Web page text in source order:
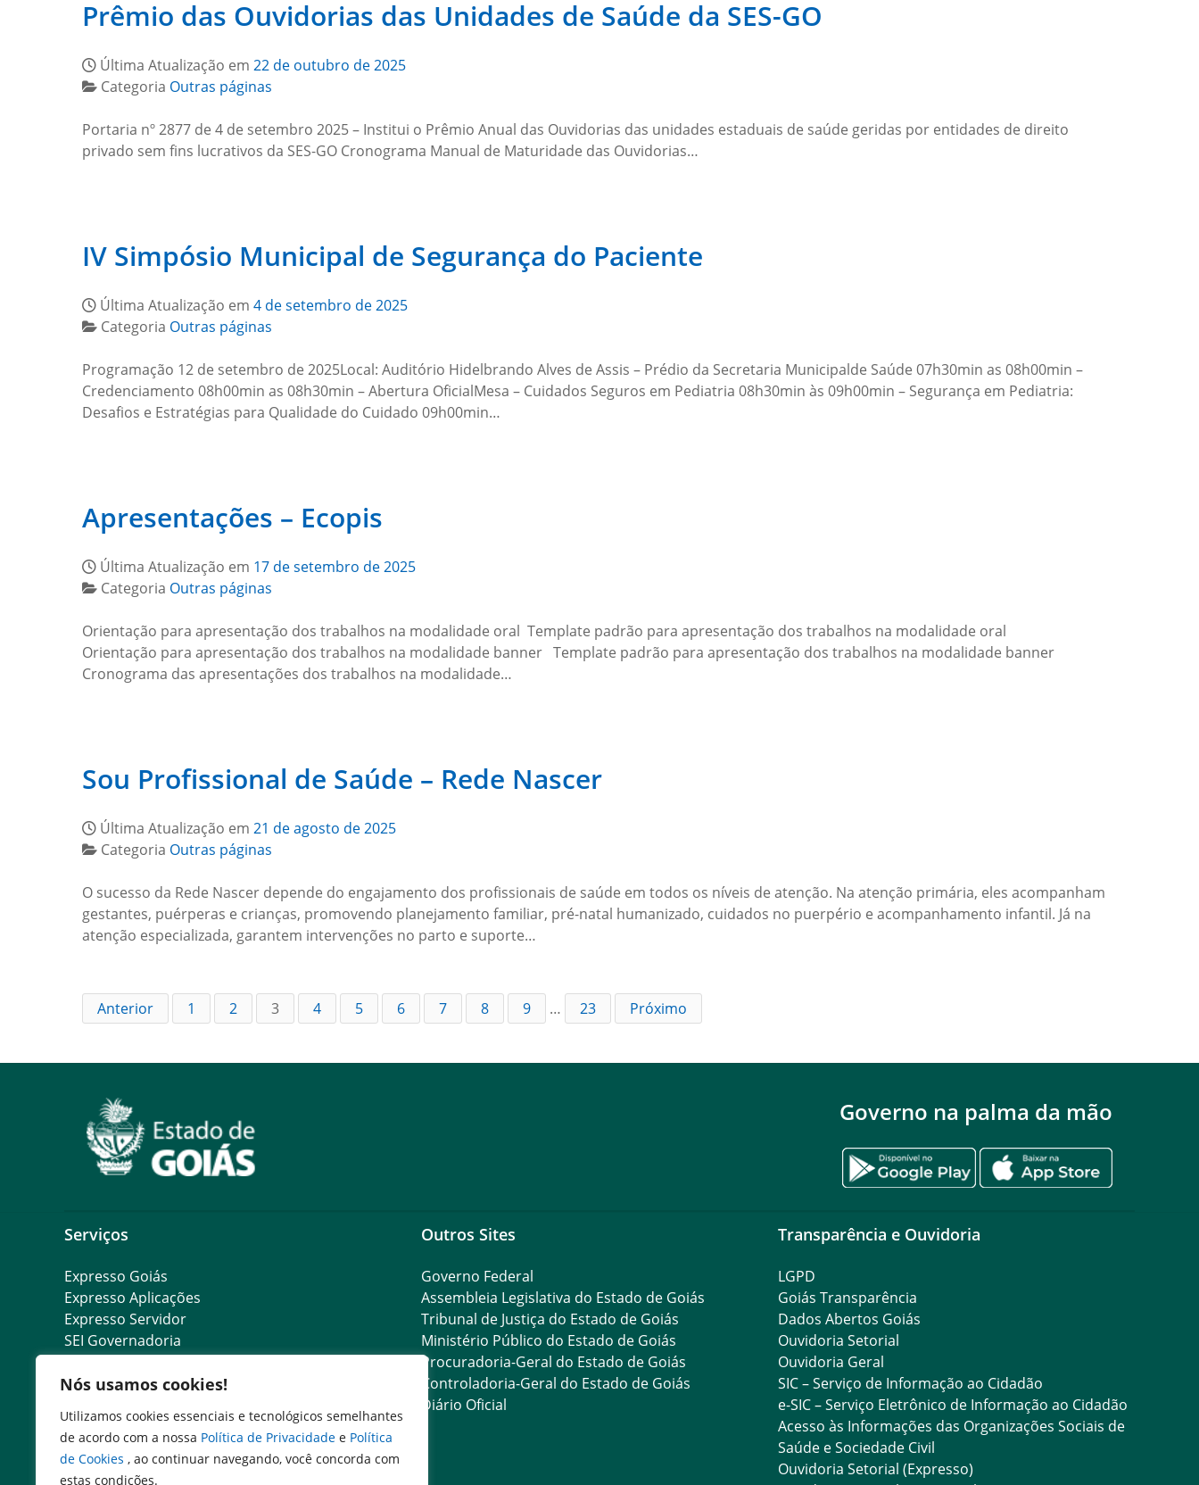
Nós usamos cookies!
Utilizamos cookies essenciais e tecnológicos semelhantes
de acordo com a nossa Política de Privacidade e Política
de Cookies , ao continuar navegando, você concorda com
estas condições.
Prêmio das Ouvidorias das Unidades de Saúde da SES-GO
Última Atualização em 22 de outubro de 2025
Categoria Outras páginas
Portaria nº 2877 de 4 de setembro 2025 – Institui o Prêmio Anual das Ouvidorias das unidades estaduais de saúde geridas por entidades de direito
privado sem fins lucrativos da SES-GO Cronograma Manual de Maturidade das Ouvidorias…
IV Simpósio Municipal de Segurança do Paciente
Última Atualização em 4 de setembro de 2025
Categoria Outras páginas
Programação 12 de setembro de 2025Local: Auditório Hidelbrando Alves de Assis – Prédio da Secretaria Municipalde Saúde 07h30min as 08h00min –
Credenciamento 08h00min as 08h30min – Abertura OficialMesa – Cuidados Seguros em Pediatria 08h30min às 09h00min – Segurança em Pediatria:
Desafios e Estratégias para Qualidade do Cuidado 09h00min…
Apresentações – Ecopis
Última Atualização em 17 de setembro de 2025
Categoria Outras páginas
Orientação para apresentação dos trabalhos na modalidade oral Template padrão para apresentação dos trabalhos na modalidade oral
Orientação para apresentação dos trabalhos na modalidade banner Template padrão para apresentação dos trabalhos na modalidade banner
Cronograma das apresentações dos trabalhos na modalidade…
Sou Profissional de Saúde – Rede Nascer
Última Atualização em 21 de agosto de 2025
Categoria Outras páginas
O sucesso da Rede Nascer depende do engajamento dos profissionais de saúde em todos os níveis de atenção. Na atenção primária, eles acompanham
gestantes, puérperas e crianças, promovendo planejamento familiar, pré-natal humanizado, cuidados no puerpério e acompanhamento infantil. Já na
atenção especializada, garantem intervenções no parto e suporte…
Anterior 1 2 3 4 5 6 7 8 9 … 23 Próximo
Governo na palma da mão
Serviços
Expresso Goiás
Expresso Aplicações
Expresso Servidor
SEI Governadoria
Escola de Governo
Outros Sites
Governo Federal
Assembleia Legislativa do Estado de Goiás
Tribunal de Justiça do Estado de Goiás
Ministério Público do Estado de Goiás
Procuradoria-Geral do Estado de Goiás
Controladoria-Geral do Estado de Goiás
Diário Oficial
Transparência e Ouvidoria
LGPD
Goiás Transparência
Dados Abertos Goiás
Ouvidoria Setorial
Ouvidoria Geral
SIC – Serviço de Informação ao Cidadão
e-SIC – Serviço Eletrônico de Informação ao Cidadão
Acesso às Informações das Organizações Sociais de
Saúde e Sociedade Civil
Ouvidoria Setorial (Expresso)